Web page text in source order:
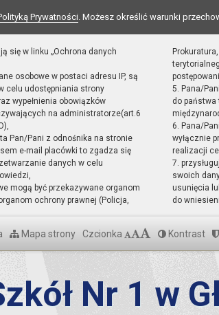
Prywatności. Możesz określić warunki
się w linku „Ochrona danych
osobowe w postaci adresu IP, są
celu udostępniania strony
wypełnienia obowiązków
na administratorze(art.6
Pan/Pani z odnośnika na stronie
e-mail placówki to zgadza się
danych w celu
mogą być przekazywane organom
ochrony prawnej (Policja,
5. Pana/
do
6. Pana/
wyłącznie
realizacji
7.
swoich
usunięcia
do
Mapa strony Czcionka Kontrast
Nr 1 w